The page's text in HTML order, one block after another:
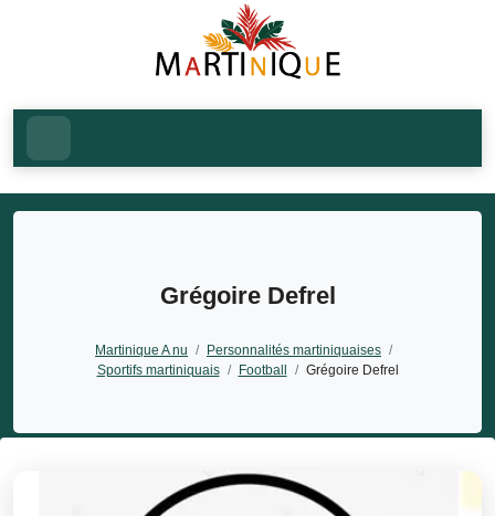
Grégoire Defrel
Martinique A nu / Personnalités martiniquaises /
Sportifs martiniquais / Football / Grégoire Defrel